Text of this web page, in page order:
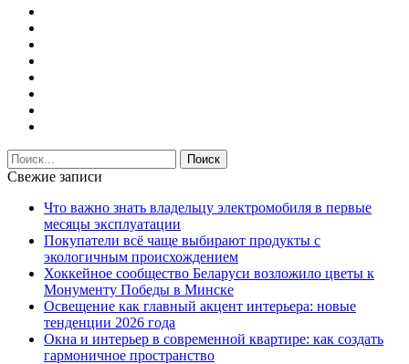
Свежие записи
Что важно знать владельцу электромобиля в первые
месяцы эксплуатации
Покупатели всё чаще выбирают продукты с
экологичным происхождением
Хоккейное сообщество Беларуси возложило цветы к
Монументу Победы в Минске
Освещение как главный акцент интерьера: новые
тенденции 2026 года
Окна и интерьер в современной квартире: как создать
гармоничное пространство